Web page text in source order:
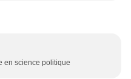
en science politique